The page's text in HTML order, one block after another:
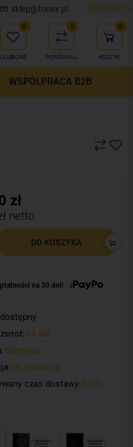
sklep@fonex.pl KONTAKT >
0
ULUBIONE
0
PORÓWNAJ
0
KOSZYK
WSPÓŁPRACA B2B
zł
netto
DO KOSZYKA
na 30 dni!
14 dni
darmowa
36 miesięcy
czas dostawy:3 dni